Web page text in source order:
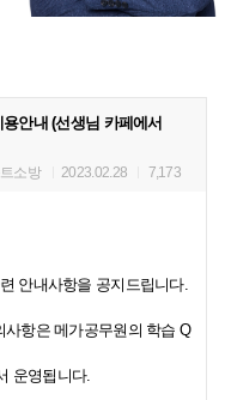
안내 (선생님 카페에서
소방 2023.02.28 7,173
안내사항을 공지드립니다.
항은 메가공무원의 학습 Q
운영됩니다.